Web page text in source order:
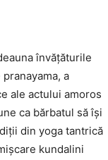
învățăturile
a
ale actului amoros
ca bărbatul să își
din yoga tantrică
kundalini